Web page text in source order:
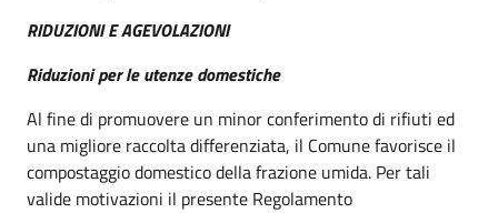
RIDUZIONI E AGEVOLAZIONI
Riduzioni per le utenze domestiche
Al fine di promuovere un minor conferimento di rifiuti ed
una migliore raccolta differenziata, il Comune favorisce il
compostaggio domestico della frazione umida. Per tali
valide motivazioni il presente Regolamento